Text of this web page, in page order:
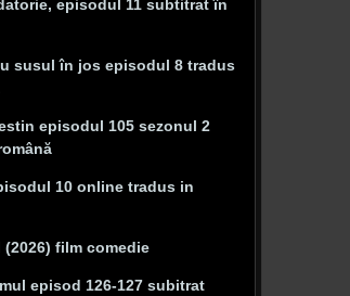
episodul 11 subtitrat în
susul în jos episodul 8 tradus
episodul 105 sezonul 2
10 online tradus in
(2026) film comedie
episod 126-127 subitrat